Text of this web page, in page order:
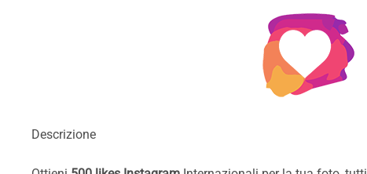
Descrizione